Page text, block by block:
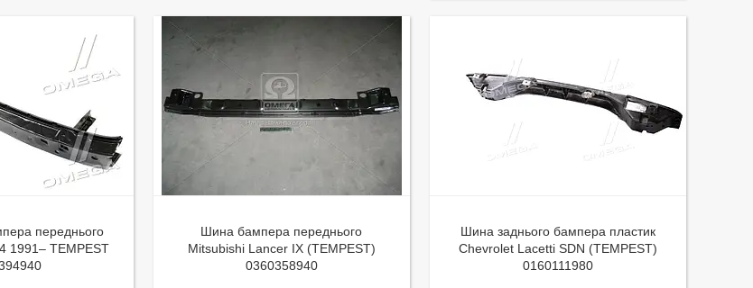
переднього
1991– TEMPEST
Шина бампера переднього
Mitsubishi Lancer IX (TEMPEST)
0360358940
Шина заднього бампера пластик
Chevrolet Lacetti SDN (TEMPEST)
0160111980